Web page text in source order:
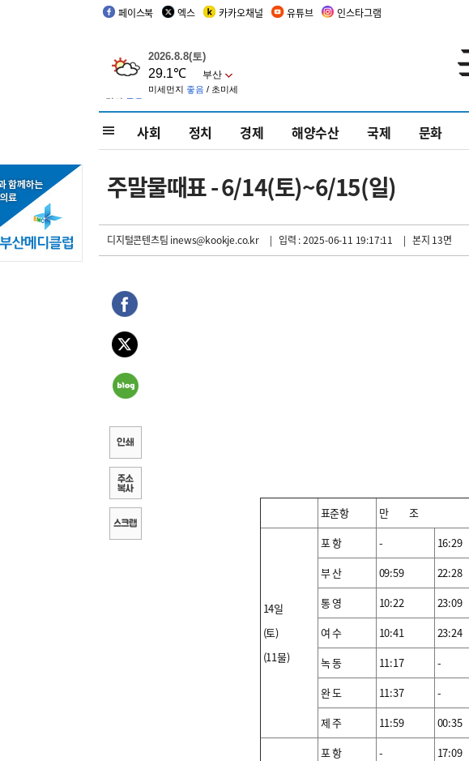
페이스북 엑스 카카오채널 유튜브 인스타그램
사회 정치 경제 해양수산 국제 문화
주말물때표 - 6/14(토)~6/15(일)
디지털콘텐츠팀 inews@kookje.co.kr | 입력 : 2025-06-11 19:17:11 | 본지 13면
표준항 만 조
14일
(토)
(11물)
포 항 - 16:29
부 산
09:59 22:28
통 영
10:22 23:09
여 수
10:41 23:24
녹 동
11:17 -
완 도
11:37 -
제 주
11:59 00:35
포 항 - 17:09